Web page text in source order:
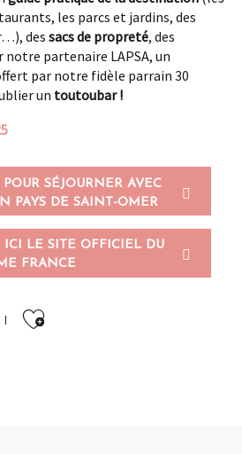
les parcs et jardins, des
des sacs de propreté, des
notre partenaire LAPSA, un
par notre fidèle parrain 30
un toutoubar !
POUR SÉJOURNER AVEC
PAYS DE SAINT-OMER
ICI LE SITE OFFICIEL DU
FRANCE
Ajouter aux